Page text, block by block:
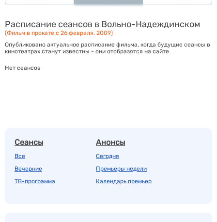
Расписание сеансов в Вольно-Надеждинском
(Фильм в прокате с 26 февраля, 2009)
Опубликовано актуальное расписание фильма, когда будущие сеансы в
кинотеатрах станут известны - они отобразятся на сайте
Нет сеансов
Сеансы
Все
Вечерние
ТВ-программа
Анонсы
Сегодня
Премьеры недели
Календарь премьер